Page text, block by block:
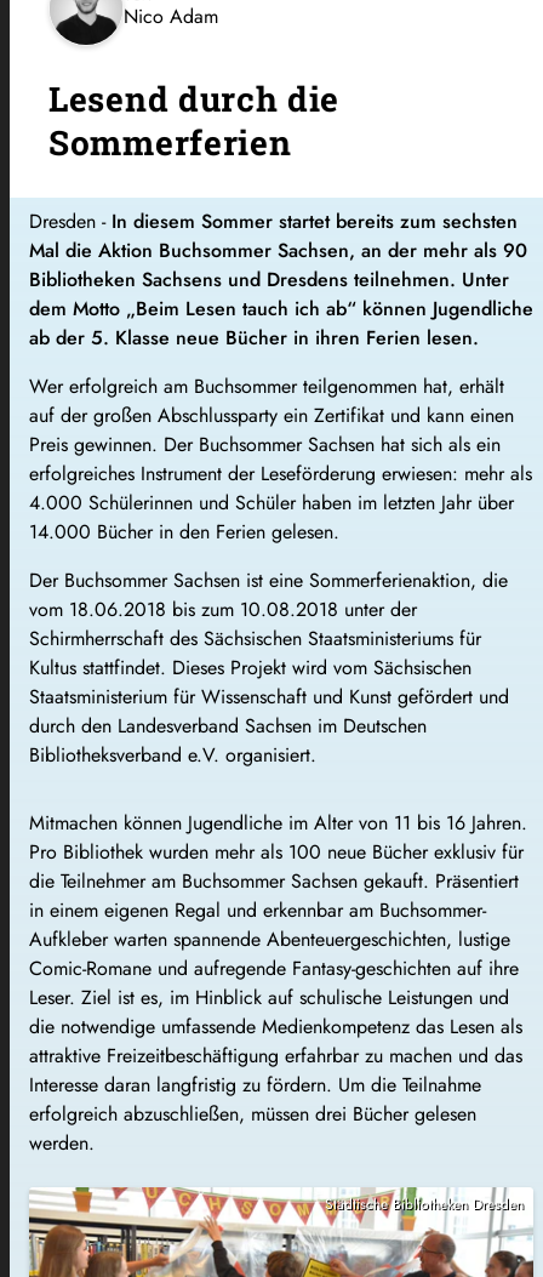
Nico Adam
Lesend durch die
Sommerferien
Dresden - In diesem Sommer startet bereits zum sechsten
Mal die Aktion Buchsommer Sachsen, an der mehr als 90
Bibliotheken Sachsens und Dresdens teilnehmen. Unter
dem Motto „Beim Lesen tauch ich ab“ können Jugendliche
ab der 5. Klasse neue Bücher in ihren Ferien lesen.
Wer erfolgreich am Buchsommer teilgenommen hat, erhält
auf der großen Abschlussparty ein Zertifikat und kann einen
Preis gewinnen. Der Buchsommer Sachsen hat sich als ein
erfolgreiches Instrument der Leseförderung erwiesen: mehr als
4.000 Schülerinnen und Schüler haben im letzten Jahr über
14.000 Bücher in den Ferien gelesen.
Der Buchsommer Sachsen ist eine Sommerferienaktion, die
vom 18.06.2018 bis zum 10.08.2018 unter der
Schirmherrschaft des Sächsischen Staatsministeriums für
Kultus stattfindet. Dieses Projekt wird vom Sächsischen
Staatsministerium für Wissenschaft und Kunst gefördert und
durch den Landesverband Sachsen im Deutschen
Bibliotheksverband e.V. organisiert.
Mitmachen können Jugendliche im Alter von 11 bis 16 Jahren.
Pro Bibliothek wurden mehr als 100 neue Bücher exklusiv für
die Teilnehmer am Buchsommer Sachsen gekauft. Präsentiert
in einem eigenen Regal und erkennbar am Buchsommer-
Aufkleber warten spannende Abenteuergeschichten, lustige
Comic-Romane und aufregende Fantasy-geschichten auf ihre
Leser. Ziel ist es, im Hinblick auf schulische Leistungen und
die notwendige umfassende Medienkompetenz das Lesen als
attraktive Freizeitbeschäftigung erfahrbar zu machen und das
Interesse daran langfristig zu fördern. Um die Teilnahme
erfolgreich abzuschließen, müssen drei Bücher gelesen
werden.
Städtische Bibliotheken Dresden